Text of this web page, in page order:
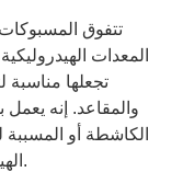
تتفوق
المعدات
تجعلها
والمقاعد. إنه
الكاشطة أو
الهيدروليكية بكفاءة، حتى في أصعب الظروف.